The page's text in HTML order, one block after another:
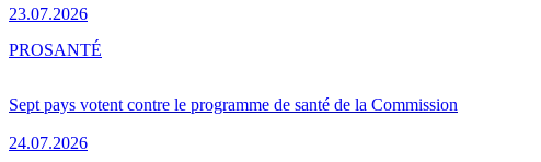
23.07.2026
Sept pays votent contre le programme de santé de la Commission
24.07.2026
PROSANTÉ